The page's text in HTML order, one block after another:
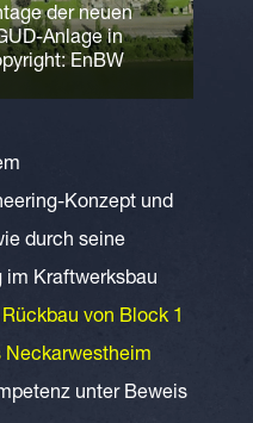
der neuen
Anlage in
EnBW
Konzept und
durch seine
im Kraftwerksbau
Rückbau von Block 1
Neckarwestheim
unter Beweis